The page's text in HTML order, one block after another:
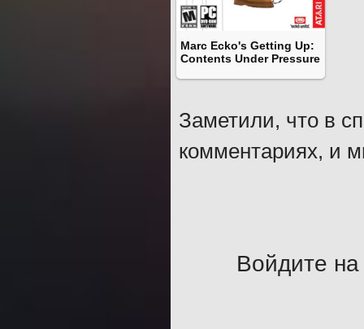
Marc Ecko's Getting Up:
Contents Under Pressure
Заметили, что в
комментариях, и
Войдите на